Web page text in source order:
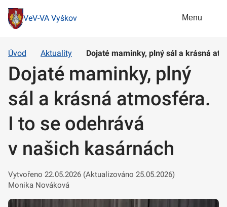
VeV-VA Vyškov Menu
Úvod Aktuality Dojaté maminky, plný sál a krásná
Dojaté maminky, plný
sál a krásná atmosféra.
I to se odehrává
v našich kasárnách
Vytvořeno 22.05.2026 (Aktualizováno 25.05.2026)
Monika Nováková